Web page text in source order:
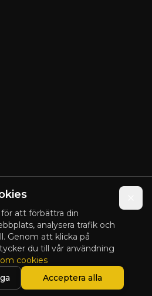
att förbättra din
analysera trafik och
Genom att klicka på
du till vår användning
cookies
Acceptera alla
rättigheter förbehållna.
by Blix Design